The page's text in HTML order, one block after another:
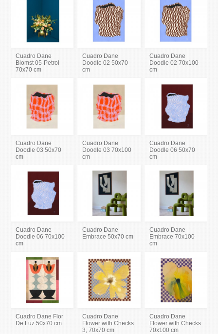
Cuadro Dane
Blomst 05-Petrol
70x70 cm
Cuadro Dane
Doodle 02 50x70
cm
Cuadro Dane
Doodle 02 70x100
cm
Cuadro Dane
Doodle 03 50x70
cm
Cuadro Dane
Doodle 03 70x100
cm
Cuadro Dane
Doodle 06 50x70
cm
Cuadro Dane
Doodle 06 70x100
cm
Cuadro Dane
Embrace 50x70 cm
Cuadro Dane
Embrace 70x100
cm
Cuadro Dane Flor
De Luz 50x70 cm
Cuadro Dane
Flower with Checks
3, 70x70 cm
Cuadro Dane
Flower with Checks
70x100 cm